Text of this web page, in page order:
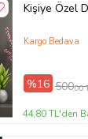
Kişiye Özel
Kargo Bedava
%16 500,00
44,80 TL'den